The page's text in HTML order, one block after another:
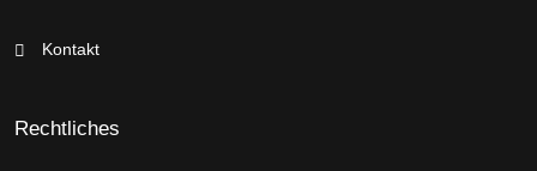
Kontakt
Rechtliches